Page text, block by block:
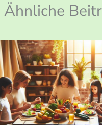
Ähnliche